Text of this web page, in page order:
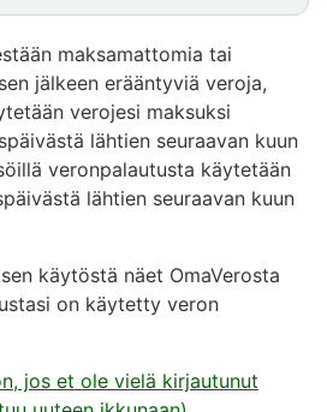
maksamattomia tai
jälkeen erääntyviä veroja,
verojesi maksuksi
lähtien seuraavan kuun
veronpalautusta käytetään
lähtien seuraavan kuun
käytöstä näet OmaVerosta
on käytetty veron
jos et ole vielä kirjautunut